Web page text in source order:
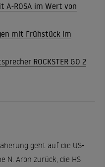
A-ROSA im Wert von
mit Frühstück im
ROCKSTER GO 2
geht auf die US-
N. Aron zurück, die HS